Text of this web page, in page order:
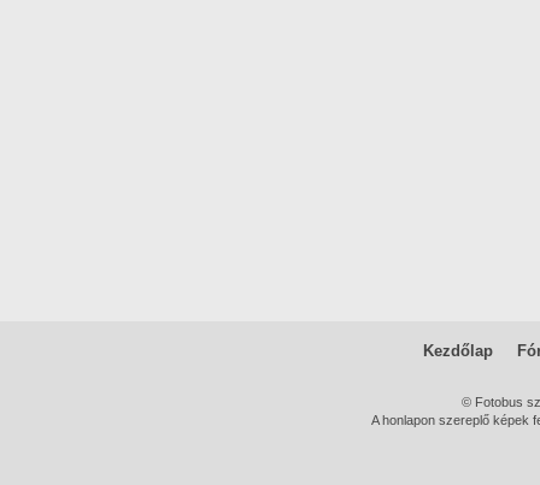
Kezdőlap
© Fotobus
A honlapon szereplő képek